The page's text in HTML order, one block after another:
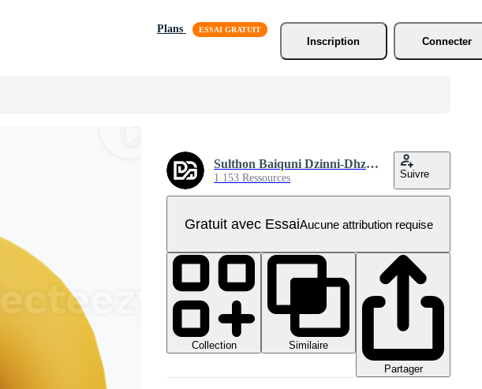
Plans
Inscription
Connecter
Sulthon Baiquni Dzinni-Dhzomi
1 153 Ressources Suivre
Gratuit avec EssaiAucune attribution requise
Collection
Similaire
Partager